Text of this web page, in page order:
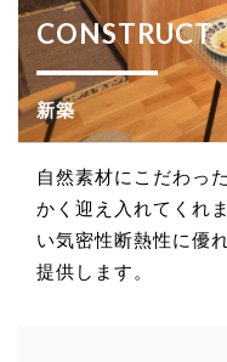
CONSTRUCT
新築
自然素材にこだわっ
かく迎え入れてくれ
い気密性断熱性に優
提供します。